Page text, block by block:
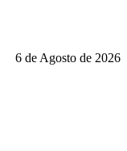
6 de Agosto de 2026